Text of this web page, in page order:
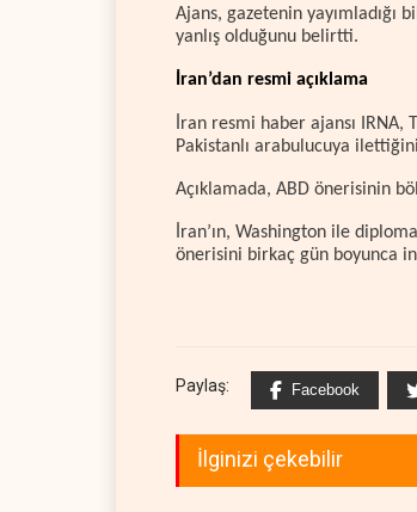
Ajans, gazetenin yayımladığı
yanlış olduğunu belirtti.
İran’dan resmi açıklama
İran resmi haber ajansı IRNA,
Pakistanlı arabulucuya
Açıklamada, ABD önerisinin
İran’ın, Washington ile
önerisini birkaç gün boyunca
Paylaş: Facebook
İlginizi çekebilir